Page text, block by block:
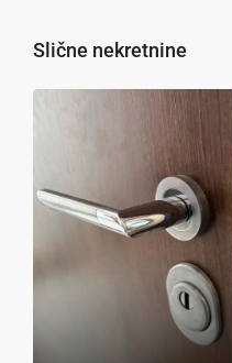
Slične nekretnine